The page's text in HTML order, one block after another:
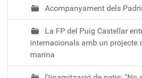
Acompanyament dels
La FP del Puig Castellar
internacionals amb un projecte
marina